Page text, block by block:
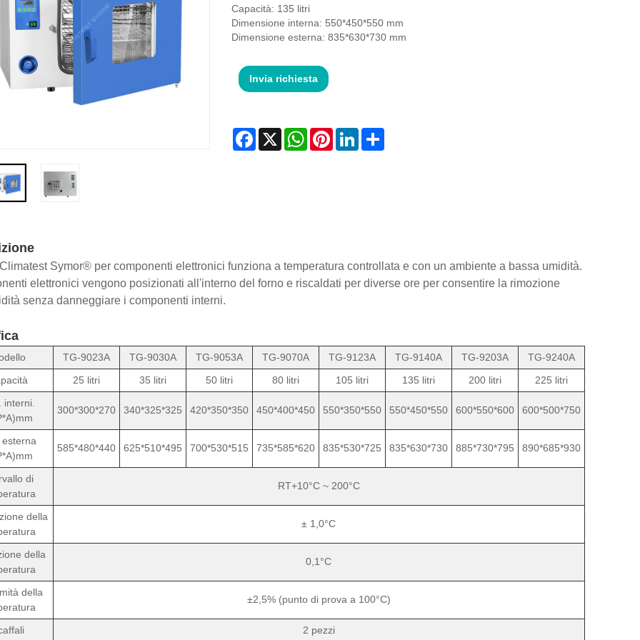
Capacità: 135 litri
Dimensione interna: 550*450*550 mm
Dimensione esterna: 835*630*730 mm
Invia richiesta
Facebook
X WhatsAppPinterestLinkedInShare
Symor® per componenti elettronici funziona a temperatura controllata e con un ambiente a bassa umidità.
elettronici vengono posizionati all'interno del forno e riscaldati per diverse ore per consentire la rimozione
senza danneggiare i componenti interni.
TG-9023A TG-9030A TG-9053A TG-9070A TG-9123A TG-9140A TG-9203A
TG-9240A
25 litri 35 litri 50 litri 80 litri 105 litri 135 litri 200 litri
225 litri
interni.
300*300*270 340*325*325 420*350*350 450*400*450 550*350*550 550*450*550 600*550*600 600*500*750
585*480*440 625*510*495 700*530*515 735*585*620 835*530*725 835*630*730 885*730*795 890*685*930
di
RT+10°C ~ 200°C
della
± 1,0°C
della
0,1°C
della
±2,5% (punto di prova a 100°C)
2 pezzi